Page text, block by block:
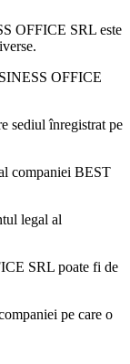
OFFICE SRL este
.
OFFICE
sediul înregistrat pe
companiei BEST
legal al
SRL poate fi de
pe care o